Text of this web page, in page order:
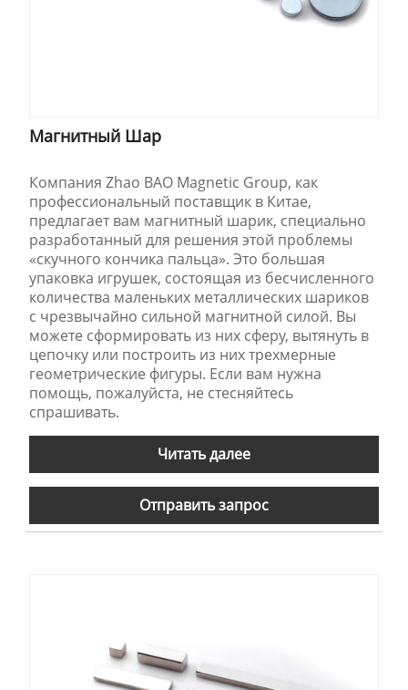
Магнитный Шар
Компания Zhao BAO Magnetic Group, как
профессиональный поставщик в Китае,
предлагает вам магнитный шарик, специально
разработанный для решения этой проблемы
«скучного кончика пальца». Это большая
упаковка игрушек, состоящая из бесчисленного
количества маленьких металлических шариков
с чрезвычайно сильной магнитной силой. Вы
можете сформировать из них сферу, вытянуть в
цепочку или построить из них трехмерные
геометрические фигуры. Если вам нужна
помощь, пожалуйста, не стесняйтесь
спрашивать.
Читать далее
Отправить запрос